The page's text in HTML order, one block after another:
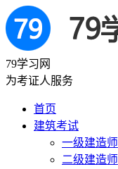
79学习网
为考证人服务
首页
建筑考试
一级建造师
二级建造师